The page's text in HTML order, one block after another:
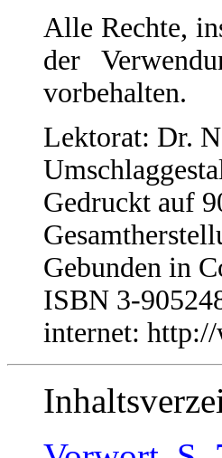
Alle Rechte,
der
vorbehalten.
Lektorat: Dr.
Gedruckt auf
Gebunden in
ISBN 3-
internet: